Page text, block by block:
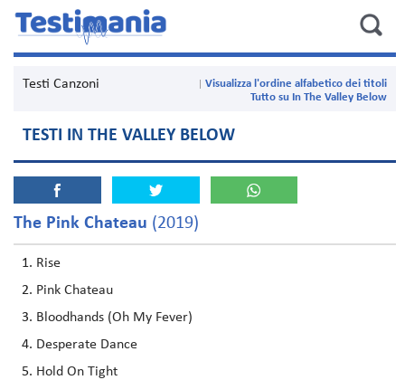
Testi Canzoni
Visualizza l'ordine alfabetico dei titoli
Tutto su In The Valley Below
TESTI IN THE VALLEY BELOW
The Pink Chateau (2019)
Rise
Pink Chateau
Bloodhands (Oh My Fever)
Desperate Dance
Hold On Tight